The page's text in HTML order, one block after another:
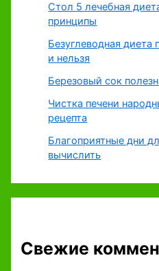
Стол 5 лечебная
принципы
Безуглеводная
и нельзя
Березовый сок
Чистка печени
рецепта
Благоприятные дни
вычислить
Свежие